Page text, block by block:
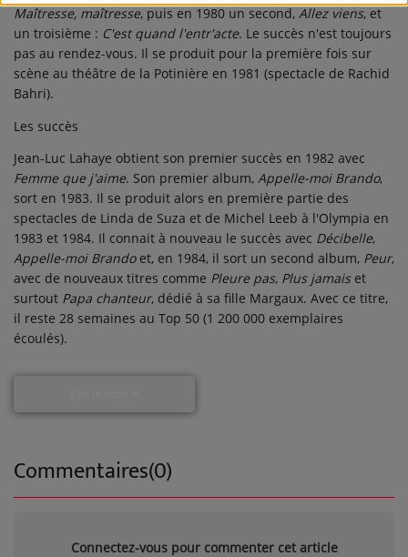
Maîtresse, maîtresse, puis en 1980 un second,Allez viens, et
un troisième : C'est quand l'entr'acte. Le succès n'est toujours
pas au rendez-vous. Il se produit pour la première fois sur
scène au théâtre de la Potinière en 1981 (spectacle de Rachid
Bahri).
Les succès
Jean-Luc Lahaye obtient son premier succès en 1982 avec
Femme que j'aime. Son premier album, Appelle-moi Brando,
sort en 1983. Il se produit alors en première partie des
spectacles de Linda de Suza et de Michel Leeb à l'Olympia en
1983 et 1984. Il connait à nouveau le succès avec Décibelle,
Appelle-moi Brandoet, en 1984, il sort un second album, Peur,
avec de nouveaux titres comme Pleure pas, Plus jamaiset
surtout Papa chanteur, dédié à sa fille Margaux. Avec ce titre,
il reste 28 semaines au Top 50 (1 200 000 exemplaires
écoulés).
Commentaires(0)
Connectez-vous pour commenter cet article